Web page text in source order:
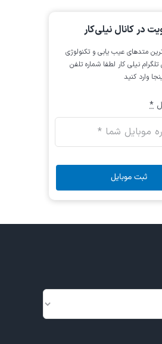
در کانال نیلی‌کار
متد‌های عیب یابی‌ و تکنولوژی
نیلی کار لطفا شماره تلفن
وارد کنید
*
ثبت موبایل